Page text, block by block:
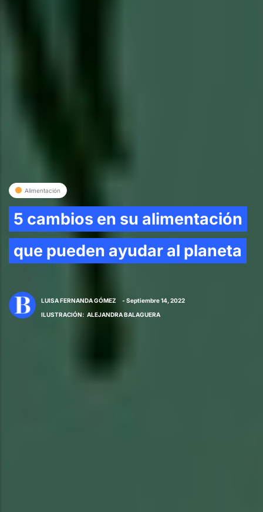
Alimentación
5 cambios en su alimentación
que pueden ayudar al planeta
LUISA FERNANDA GÓMEZ
- Septiembre 14, 2022
ILUSTRACIÓN: ALEJANDRA BALAGUERA